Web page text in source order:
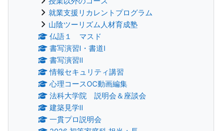
就業支援リカレントプログラム
山陰ツーリズム人材育成塾
仏語１ マスド
書写演習Ⅰ・書道Ⅰ
書写演習Ⅱ
情報セキュリティ講習
心理コースOC動画編集
法科大学院 説明会＆座談会
建築見学Ⅱ
一貫プロ説明会